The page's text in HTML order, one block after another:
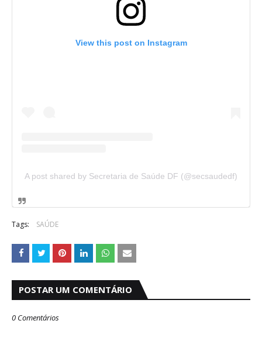
View this post on Instagram
A post shared by Secretaria de Saúde DF (@secsaudedf)
Tags: SAÚDE
POSTAR UM COMENTÁRIO
0 Comentários